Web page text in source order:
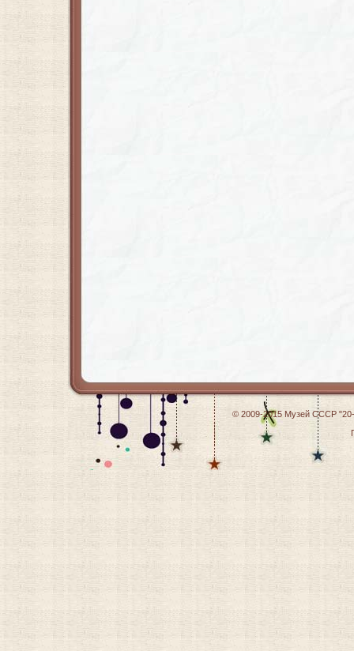
© 2009-2015 Музей СССР